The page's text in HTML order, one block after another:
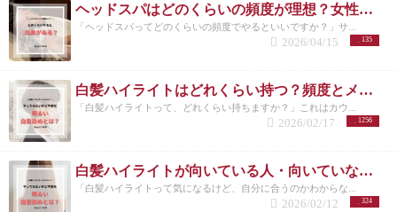
ヘッドスパはどのくらいの頻度が理想？女性に多い悩みと正しい通い方
「ヘッドスパってどのくらいの頻度でやるといいですか？」サ...
135
2026/04/15
白髪ハイライトはどれくらい持つ？頻度とメンテナンスの目安を解説
「白髪ハイライトって、どれくらい持ちますか？」これはカウ...
1256
2026/02/17
白髪ハイライトが向いている人・向いていない人｜後悔しない選び方 洗足
「白髪ハイライトって気になるけど、自分に合うのかわからな...
324
2026/02/12